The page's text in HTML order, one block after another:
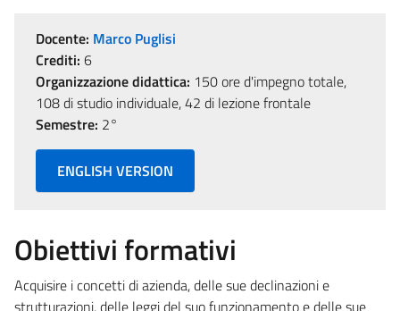
Docente: Marco Puglisi
Crediti: 6
Organizzazione didattica: 150 ore d'impegno totale,
108 di studio individuale, 42 di lezione frontale
Semestre: 2°
ENGLISH VERSION
Obiettivi formativi
Acquisire i concetti di azienda, delle sue declinazioni e
strutturazioni, delle leggi del suo funzionamento e delle sue